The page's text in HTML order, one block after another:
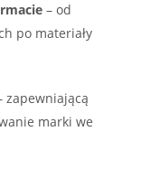
– od
po materiały
zapewniającą
marki we